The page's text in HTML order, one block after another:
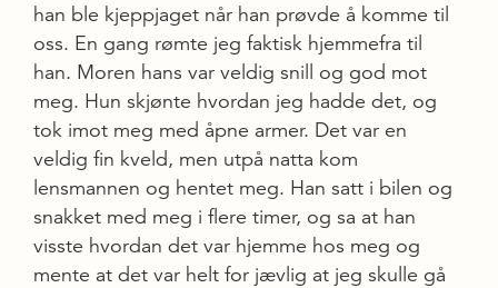
han ble kjeppjaget når han prøvde å komme til
oss. En gang rømte jeg faktisk hjemmefra til
han. Moren hans var veldig snill og god mot
meg. Hun skjønte hvordan jeg hadde det, og
tok imot meg med åpne armer. Det var en
veldig fin kveld, men utpå natta kom
lensmannen og hentet meg. Han satt i bilen og
snakket med meg i flere timer, og sa at han
visste hvordan det var hjemme hos meg og
mente at det var helt for jævlig at jeg skulle gå